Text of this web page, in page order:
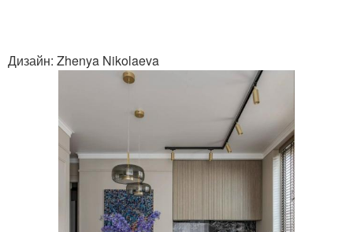
Дизайн: Zhenya Nikolaeva